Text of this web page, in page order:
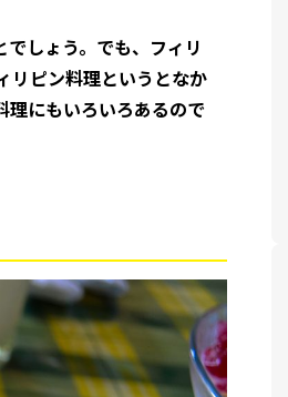
しょう。でも、フィリ
リピン料理というとなか
理にもいろいろあるので